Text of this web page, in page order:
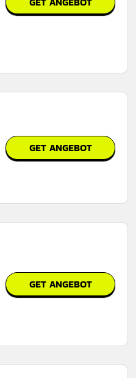
GET ANGEBOT
GET ANGEBOT